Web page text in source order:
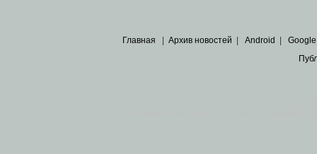
Главная Архив новостей Android Google